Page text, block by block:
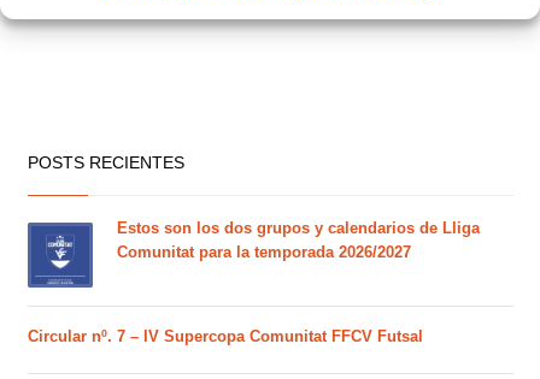
POSTS RECIENTES
Estos son los dos grupos y calendarios de Lliga
Comunitat para la temporada 2026/2027
Circular nº. 7 – IV Supercopa Comunitat FFCV Futsal